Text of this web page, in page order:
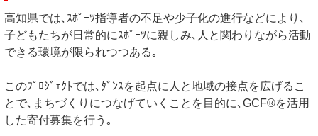
高知県では､ｽﾎﾟｰﾂ指導者の不足や少子化の進行などにより､
子どもたちが日常的にｽﾎﾟｰﾂに親しみ､人と関わりながら活動
できる環境が限られつつある｡
このﾌﾟﾛｼﾞｪｸﾄでは､ﾀﾞﾝｽを起点に人と地域の接点を広げるこ
とで､まちづくりにつなげていくことを目的に､GCF®を活用
した寄付募集を行う｡